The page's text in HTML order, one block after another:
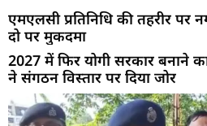
एमएलसी प्रतिनिधि की तहरीर पर
दो पर मुकदमा
2027 में फिर योगी सरकार बनाने
ने संगठन विस्तार पर दिया जोर